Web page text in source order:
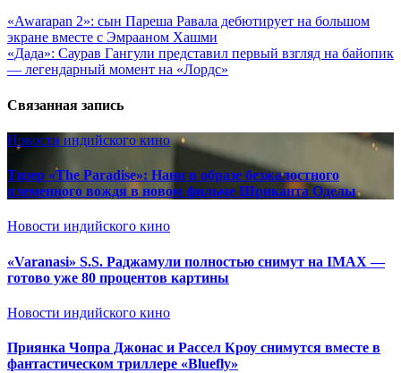
Навигация
по
записям
«Awarapan 2»: сын Пареша Равала дебютирует на большом
экране вместе с Эмрааном Хашми
«Дада»: Саурав Гангули представил первый взгляд на байопик
— легендарный момент на «Лордс»
Связанная запись
Новости индийского кино
Тизер «The Paradise»: Нани в образе безжалостного
племенного вождя в новом фильме Шриканта Оделы
Новости индийского кино
«Varanasi» S.S. Раджамули полностью снимут на IMAX —
готово уже 80 процентов картины
Новости индийского кино
Приянка Чопра Джонас и Рассел Кроу снимутся вместе в
фантастическом триллере «Bluefly»